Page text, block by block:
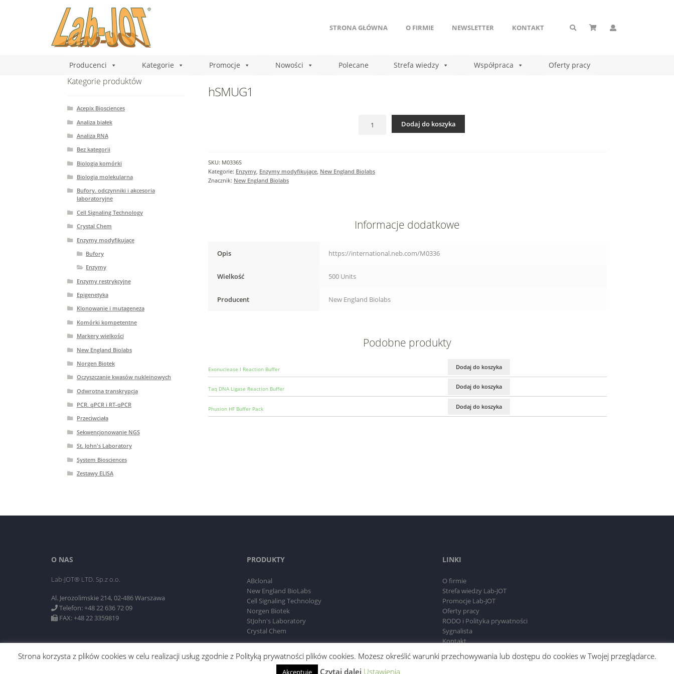
STRONA GŁÓWNA O FIRMIE NEWSLETTER KONTAKT
Producenci Kategorie Promocje Nowości Polecane Strefa wiedzy Współpraca Oferty pracy
hSMUG1
hSMUG1
Dodaj do koszyka
SKU: M0336S
Kategorie: Enzymy, Enzymy modyfikujące, New England Biolabs
Znacznik: New England Biolabs
Informacje dodatkowe
Opis https://international.neb.com/M0336
Wielkość 500 Units
Producent New England Biolabs
Podobne produkty
Exonuclease I Reaction Buffer Dodaj do koszyka
Taq DNA Ligase Reaction Buffer Dodaj do koszyka
Phusion HF Buffer Pack Dodaj do koszyka
Kategorie produktów
Acepix Biosciences
Analiza białek
Analiza RNA
Bez kategorii
Biologia komórki
Biologia molekularna
Bufory. odczynniki i akcesoria
laboratoryjne
Cell Signaling Technology
Crystal Chem
Enzymy modyfikujące
Bufory
Enzymy
Enzymy restrykcyjne
Epigenetyka
Klonowanie i mutageneza
Komórki kompetentne
Markery wielkości
New England Biolabs
Norgen Biotek
Oczyszczanie kwasów nukleinowych
Odwrotna transkrypcja
PCR. qPCR i RT-qPCR
Przeciwciała
Sekwencjonowanie NGS
St. John's Laboratory
System Biosciences
Zestawy ELISA
O NAS
Lab-JOT® LTD. Sp.z o.o.
Al. Jerozolimskie 214, 02-486 Warszawa
Telefon: +48 22 636 72 09
FAX: +48 22 3359819
PRODUKTY
ABclonal
New England BioLabs
Cell Signaling Technology
Norgen Biotek
StJohn's Laboratory
Crystal Chem
LINKI
O firmie
Strefa wiedzy Lab-JOT
Promocje Lab-JOT
Oferty pracy
RODO i Polityka prywatności
Sygnalista
Kontakt
Strona korzysta z plików cookies w celu realizacji usług zgodnie z Polityką prywatności plików cookies. Możesz określić warunki przechowywania lub dostępu do cookies w Twojej przeglądarce.
Akceptuję Czytaj dalej Ustawienia